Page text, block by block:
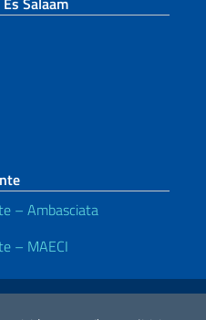
– Ambasciata
– MAECI